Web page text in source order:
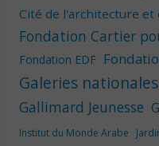
Cité de l'architecture
Fondation Cartier
Fondation EDF
Galeries
Gallimard Jeunesse
Institut du Monde Arabe